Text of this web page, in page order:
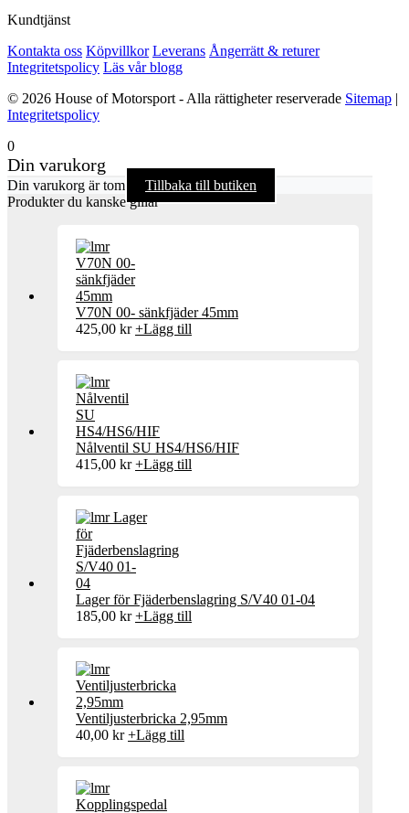
Kundtjänst
Kontakta oss Köpvillkor Leverans Ångerrätt & returer
Integritetspolicy Läs vår blogg
© 2026 House of Motorsport - Alla rättigheter reserverade Sitemap |
Integritetspolicy
0
Din varukorg
Din varukorg är tom
Tillbaka till butiken
Produkter du kanske gillar
V70N 00- sänkfjäder 45mm
425,00 kr +Lägg till
Nålventil SU HS4/HS6/HIF
415,00 kr +Lägg till
Lager för Fjäderbenslagring S/V40 01-04
185,00 kr +Lägg till
Ventiljusterbricka 2,95mm
40,00 kr +Lägg till